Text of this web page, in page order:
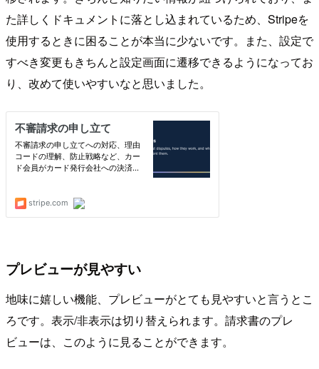
た詳しくドキュメントに落とし込まれているため、Stripeを
使用するときに困ることが本当に少ないです。また、設定で
すべき変更もきちんと設定画面に遷移できるようになってお
り、改めて使いやすいなと思いました。
プレビューが見やすい
地味に嬉しい機能、プレビューがとても見やすいと言うとこ
ろです。表示/非表示は切り替えられます。請求書のプレ
ビューは、このように見ることができます。